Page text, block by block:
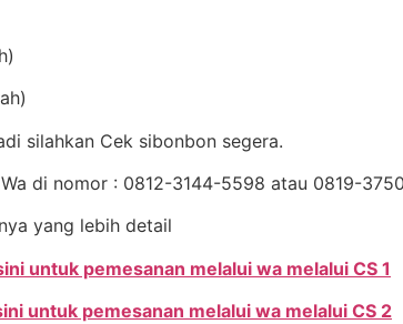
silahkan Cek sibonbon segera.
di nomor : 0812-3144-5598 atau 0819-
yang lebih detail
untuk pemesanan melalui wa melalui CS 1
untuk pemesanan melalui wa melalui CS 2